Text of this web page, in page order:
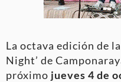
La octava edición de
Night’ de
próximo jueves 4 de